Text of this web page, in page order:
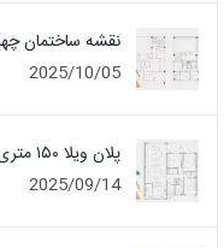
نقشه ساختمان
2025/10/05
پلان ویلا ۱۵۰ متری سه خوابه | نقشه ویلای مدرن
2025/09/14